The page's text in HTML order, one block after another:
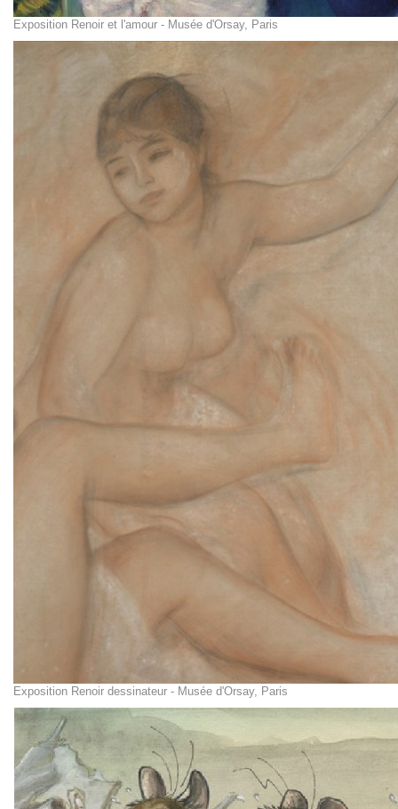
Exposition Renoir et l'amour - Musée d'Orsay, Paris
Exposition Renoir dessinateur - Musée d'Orsay, Paris